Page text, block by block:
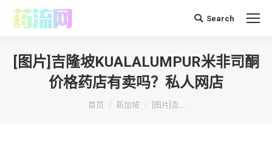
搜 Search
[图片]吉隆坡KUALALUMPUR米非司酮
价格药店有卖吗？私人网店
你在这里：
首页 新加坡 [图片]吉…